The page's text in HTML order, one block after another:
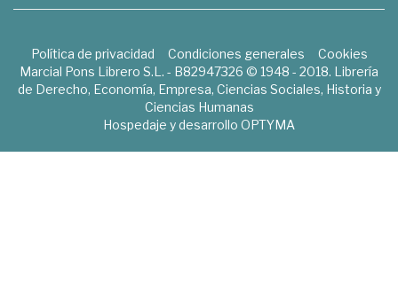
Política de privacidad Condiciones generales
Cookies
Marcial Pons Librero S.L. - B82947326 © 1948 - 2018. Librería
de Derecho, Economía, Empresa, Ciencias Sociales, Historia y
Ciencias Humanas
Hospedaje y desarrollo OPTYMA